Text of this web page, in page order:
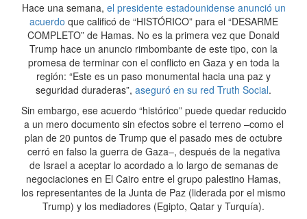
Hace una semana, el presidente estadounidense anunció un
acuerdo que calificó de “HISTÓRICO” para el “DESARME
COMPLETO” de Hamas. No es la primera vez que Donald
Trump hace un anuncio rimbombante de este tipo, con la
promesa de terminar con el conflicto en Gaza y en toda la
región: “Este es un paso monumental hacia una paz y
seguridad duraderas”, aseguró en su red Truth Social.
Sin embargo, ese acuerdo “histórico” puede quedar reducido
a un mero documento sin efectos sobre el terreno –como el
plan de 20 puntos de Trump que el pasado mes de octubre
cerró en falso la guerra de Gaza–, después de la negativa
de Israel a aceptar lo acordado a lo largo de semanas de
negociaciones en El Cairo entre el grupo palestino Hamas,
los representantes de la Junta de Paz (liderada por el mismo
Trump) y los mediadores (Egipto, Qatar y Turquía).